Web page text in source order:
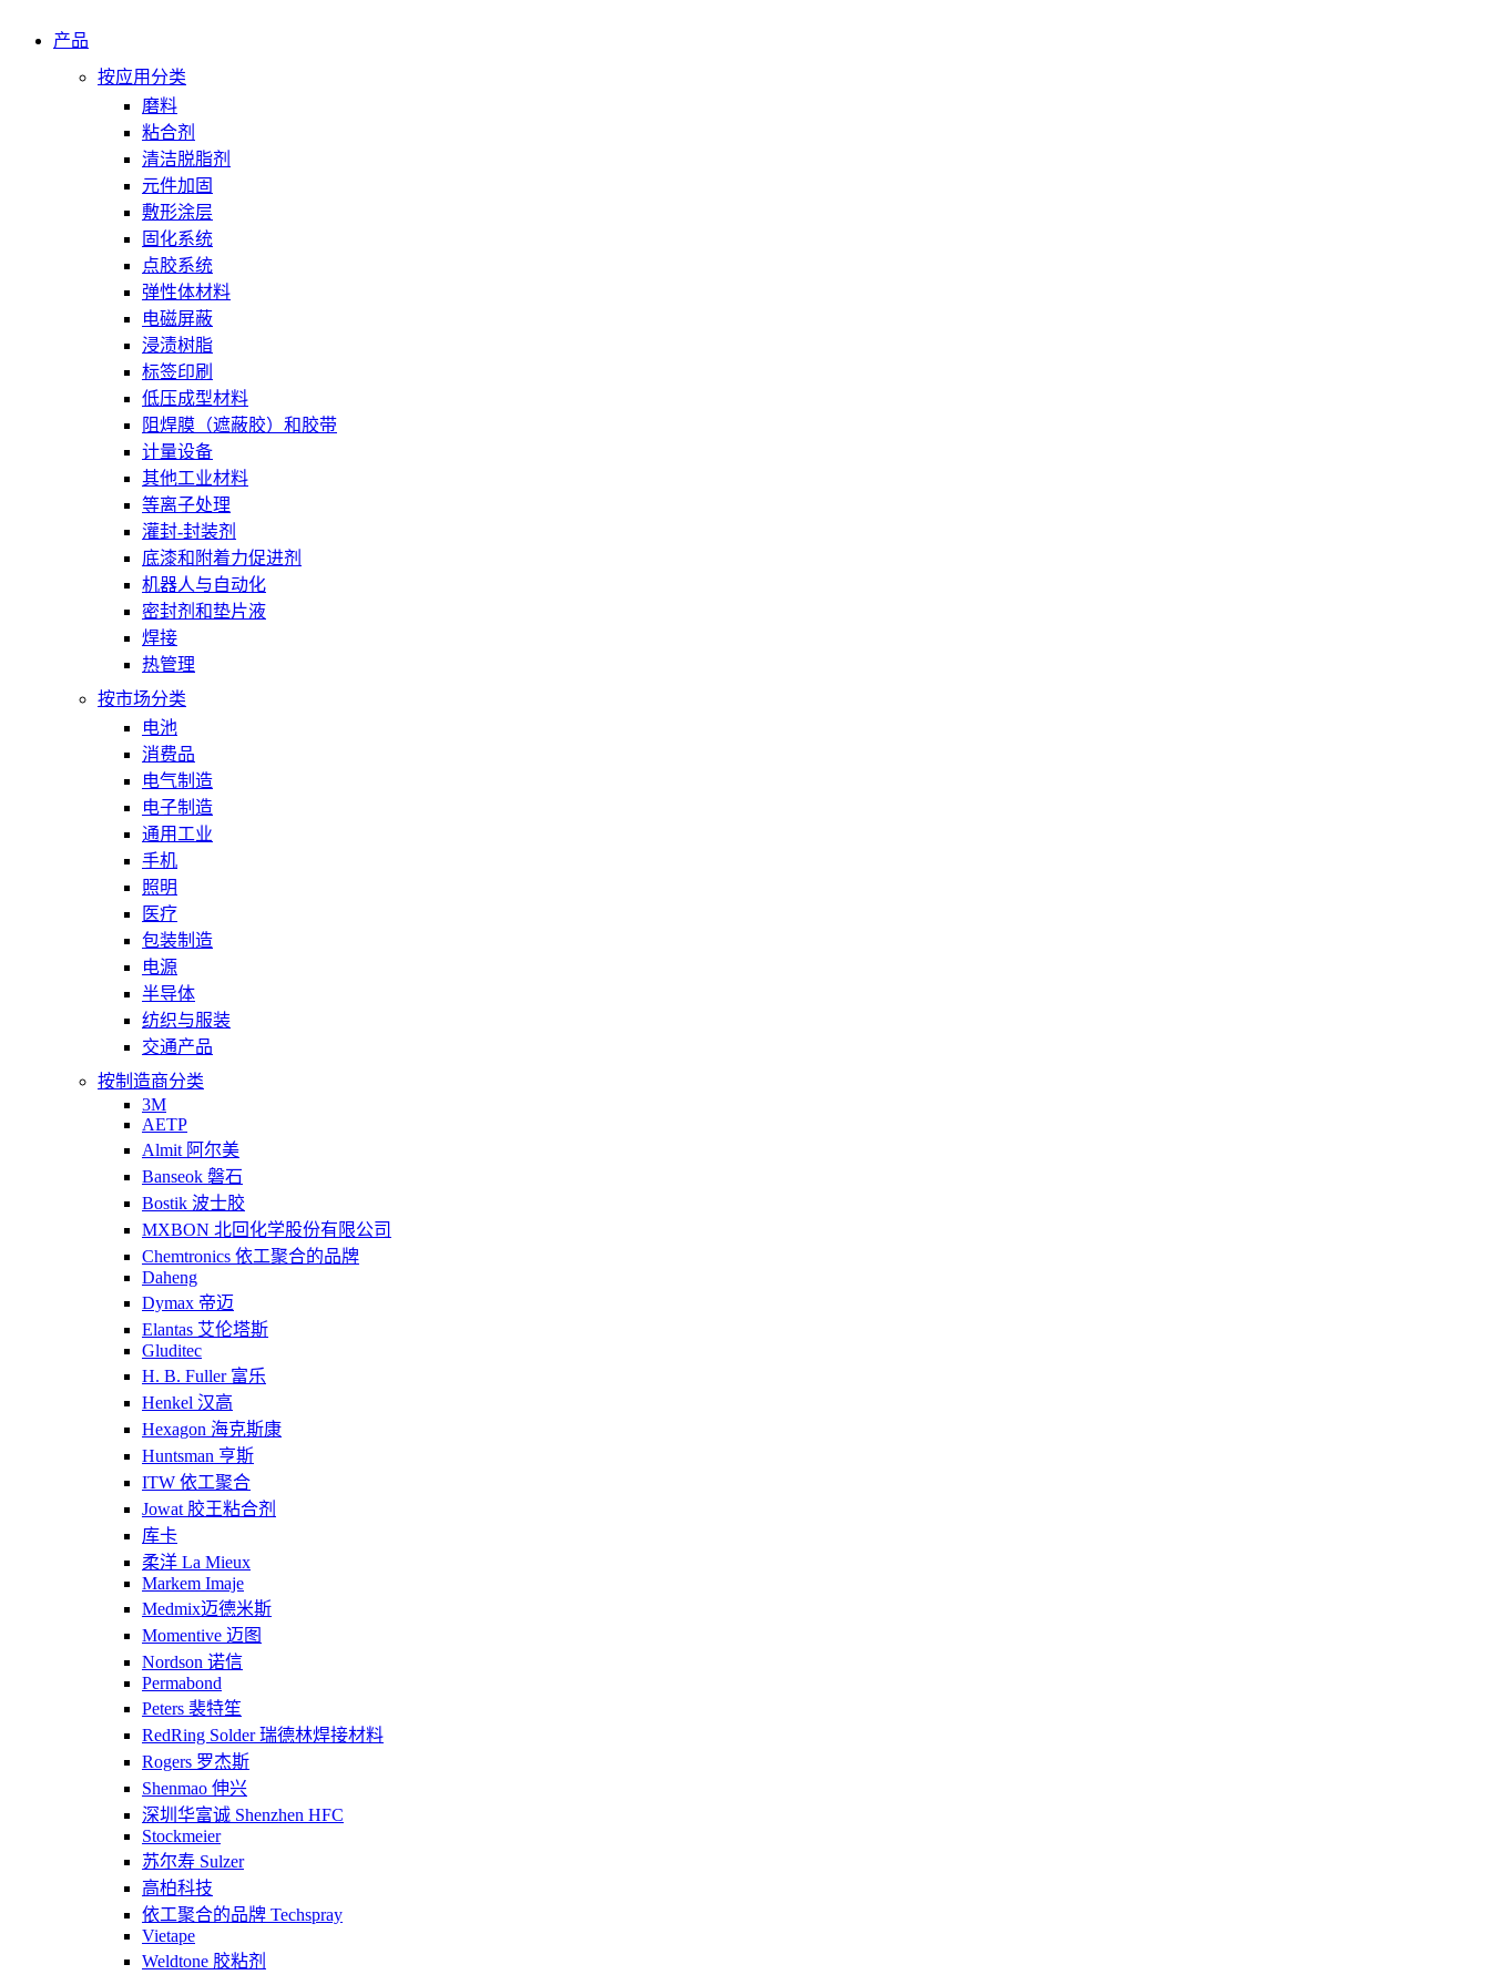
产品
按应用分类
磨料
粘合剂
清洁脱脂剂
元件加固
敷形涂层
固化系统
点胶系统
弹性体材料
电磁屏蔽
浸渍树脂
标签印刷
低压成型材料
阻焊膜（遮蔽胶）和胶带
计量设备
其他工业材料
等离子处理
灌封-封装剂
底漆和附着力促进剂
机器人与自动化
密封剂和垫片液
焊接
热管理
按市场分类
电池
消费品
电气制造
电子制造
通用工业
手机
照明
医疗
包装制造
电源
半导体
纺织与服装
交通产品
按制造商分类
3M
AETP
Almit 阿尔美
Banseok 磐石
Bostik 波士胶
MXBON 北回化学股份有限公司
Chemtronics 依工聚合的品牌
Daheng
Dymax 帝迈
Elantas 艾伦塔斯
Gluditec
H. B. Fuller 富乐
Henkel 汉高
Hexagon 海克斯康
Huntsman 亨斯
ITW 依工聚合
Jowat 胶王粘合剂
库卡
柔洋 La Mieux
Markem Imaje
Medmix迈德米斯
Momentive 迈图
Nordson 诺信
Permabond
Peters 裴特笙
RedRing Solder 瑞德林焊接材料
Rogers 罗杰斯
Shenmao 伸兴
深圳华富诚 Shenzhen HFC
Stockmeier
苏尔寿 Sulzer
高柏科技
依工聚合的品牌 Techspray
Vietape
Weldtone 胶粘剂